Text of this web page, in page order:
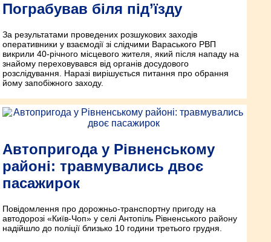
Пограбував біля під’їзду
За результатами проведених розшукових заходів
оперативники у взаємодії зі слідчими Вараського РВП
викрили 40-річного місцевого жителя, який після нападу на
знайому переховувався від органів досудового
розслідування. Наразі вирішується питання про обрання
йому запобіжного заходу.
Автопригода у Рівненському
районі: травмувались двоє
пасажирок
Повідом­лення про дорож­ньо-транс­порт­ну пригоду на
автодорозі «Київ-Чоп» у селі Антопіль Рівненського району
надійшло до поліції близько 10 години третього грудня.